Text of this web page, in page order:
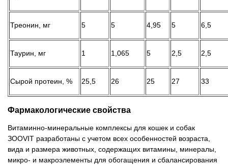
Треонин, мг 5 5 4,95 5 6,5
Таурин, мг 1 1,065 5 2,5 2,5
Сырой протеин, % 25,5 26 25 27 33
Фармакологические свойства
Витаминно-минеральные комплексы для кошек и собак
ЗООVIT разработаны с учетом всех особенностей возраста,
вида и размера животных, содержащих витамины, минералы,
микро- и макроэлементы для обогащения и сбалансирования